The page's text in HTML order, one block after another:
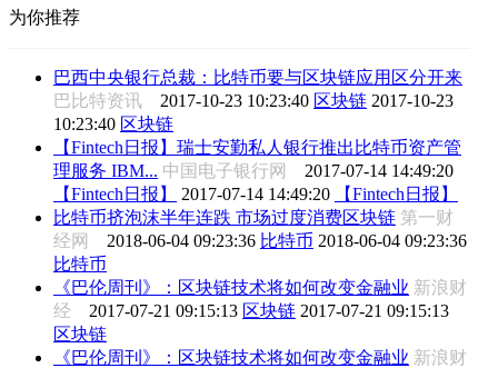
为你推荐
巴西中央银行总裁：比特币要与区块链应用区分开来
巴比特资讯 2017-10-23 10:23:40 区块链 2017-10-23
10:23:40 区块链
【Fintech日报】瑞士安勤私人银行推出比特币资产管
理服务 IBM... 中国电子银行网 2017-07-14 14:49:20
【Fintech日报】
2017-07-14 14:49:20
【Fintech日报】
比特币挤泡沫半年连跌 市场过度消费区块链 第一财
经网 2018-06-04 09:23:36 比特币 2018-06-04 09:23:36
比特币
《巴伦周刊》：区块链技术将如何改变金融业 新浪财
经 2017-07-21 09:15:13 区块链 2017-07-21 09:15:13
区块链
《巴伦周刊》：区块链技术将如何改变金融业 新浪财